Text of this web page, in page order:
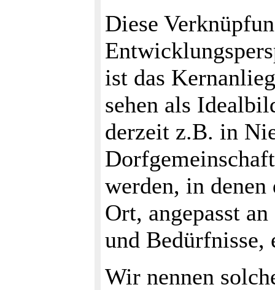
Diese
ist das
sehen als
derzeit z.B. in
werden, in
Ort, angepasst
und
Wir nennen